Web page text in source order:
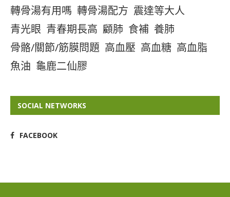
轉骨湯有用嗎 轉骨湯配方 震達等大人
青光眼 青春期長高 顧肺 食補 養肺
骨骼/關節/筋膜問題 高血壓 高血糖 高血脂
魚油 龜鹿二仙膠
SOCIAL NETWORKS
FACEBOOK